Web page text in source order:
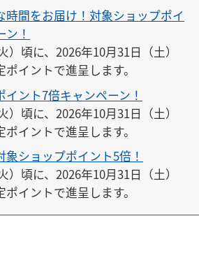
時間をお届け！対象ショップポイ
！
）頃に、2026年10月31日（土）
イントで進呈します。
ント7倍キャンペーン！
）頃に、2026年10月31日（土）
イントで進呈します。
ショップポイント5倍！
）頃に、2026年10月31日（土）
イントで進呈します。